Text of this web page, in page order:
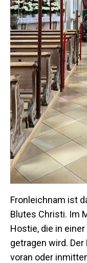
Fronleichnam ist
Blutes Christi. Im
Hostie, die in
getragen wird.
voran oder